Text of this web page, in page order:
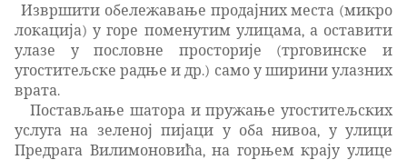
Извршити обележавање продајних места (микро
локација) у горе поменутим улицама, а оставити
улазе у пословне просторије (трговинске и
угоститељске радње и др.) само у ширини улазних
врата.
Постављање шатора и пружање угоститељских
услуга на зеленој пијаци у оба нивоа, у улици
Предрага Вилимоновића, на горњем крају улице